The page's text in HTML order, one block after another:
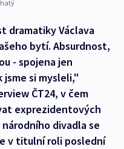
dramatiky Václava
bytí. Absurdnost,
- spojena jen
jsme si mysleli,"
ČT24, v čem
exprezidentových
divadla se
v titulní roli poslední